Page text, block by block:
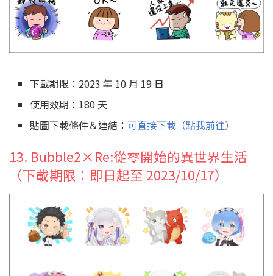
下載期限：2023 年 10 月 19 日
使用效期：180 天
貼圖下載條件＆連結： 可直接下載（點我前往）
13. Bubble2×Re:從零開始的異世界生活
（下載期限：即日起至 2023/10/17）